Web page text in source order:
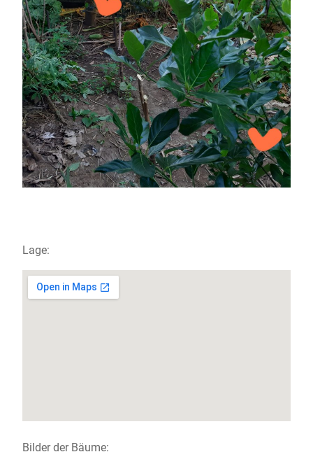
Lage:
Bilder der Bäume: